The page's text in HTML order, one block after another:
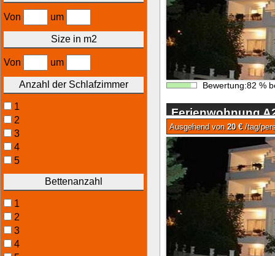
Von um
Size in m2
Von um
Anzahl der Schlafzimmer
1
2
3
4
5
Bettenanzahl
1
2
3
4
Bewertung:82 %
Ferienwohnung
Ausgehend von 20 €/tag/